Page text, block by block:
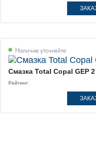
Наличие уточняйте
Смазка Total Copal GEP 2
Рейтинг: